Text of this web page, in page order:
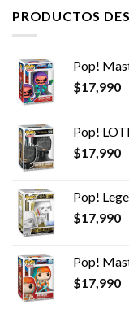
PRODUCTOS
Pop!
$17,990
Pop!
$17,990
Pop!
$17,990
Pop!
$17,990